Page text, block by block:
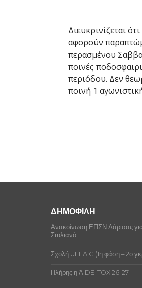
Διευκρινίζεται
αφορούν
περασμένου
ποινές
περιόδου. Δεν
ποινή 1
ΔΗΜΟΦΙΛΗ
Ανακοίνωση ΕΠΣΝ Λάρισας
Στυλιανό.
Σχολή UEFA C (1η φάση – 2ο
Πλήρης η Ά DE-TOX 26-27